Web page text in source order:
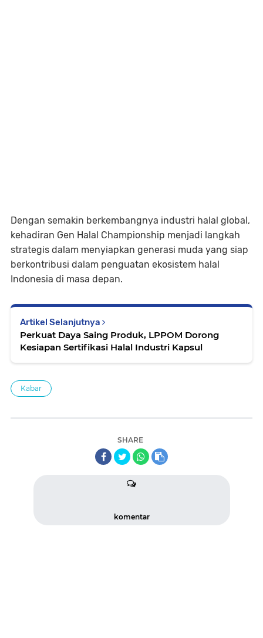
Dengan semakin berkembangnya industri halal global,
kehadiran Gen Halal Championship menjadi langkah
strategis dalam menyiapkan generasi muda yang siap
berkontribusi dalam penguatan ekosistem halal
Indonesia di masa depan.
Artikel Selanjutnya
Perkuat Daya Saing Produk, LPPOM Dorong
Kesiapan Sertifikasi Halal Industri Kapsul
Kabar
SHARE
komentar